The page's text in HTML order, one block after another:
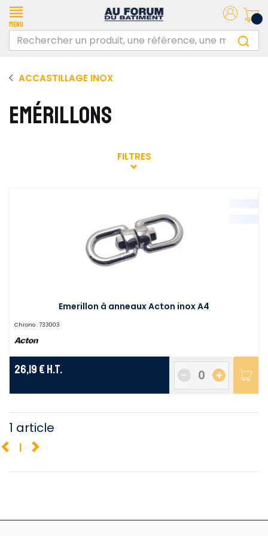
Menu
ACCASTILLAGE INOX
EMÉRILLONS
FILTRES
Emerillon à anneaux Acton inox A4
Chrono : 733003
26,19 € H.T. +
-
1 article
1